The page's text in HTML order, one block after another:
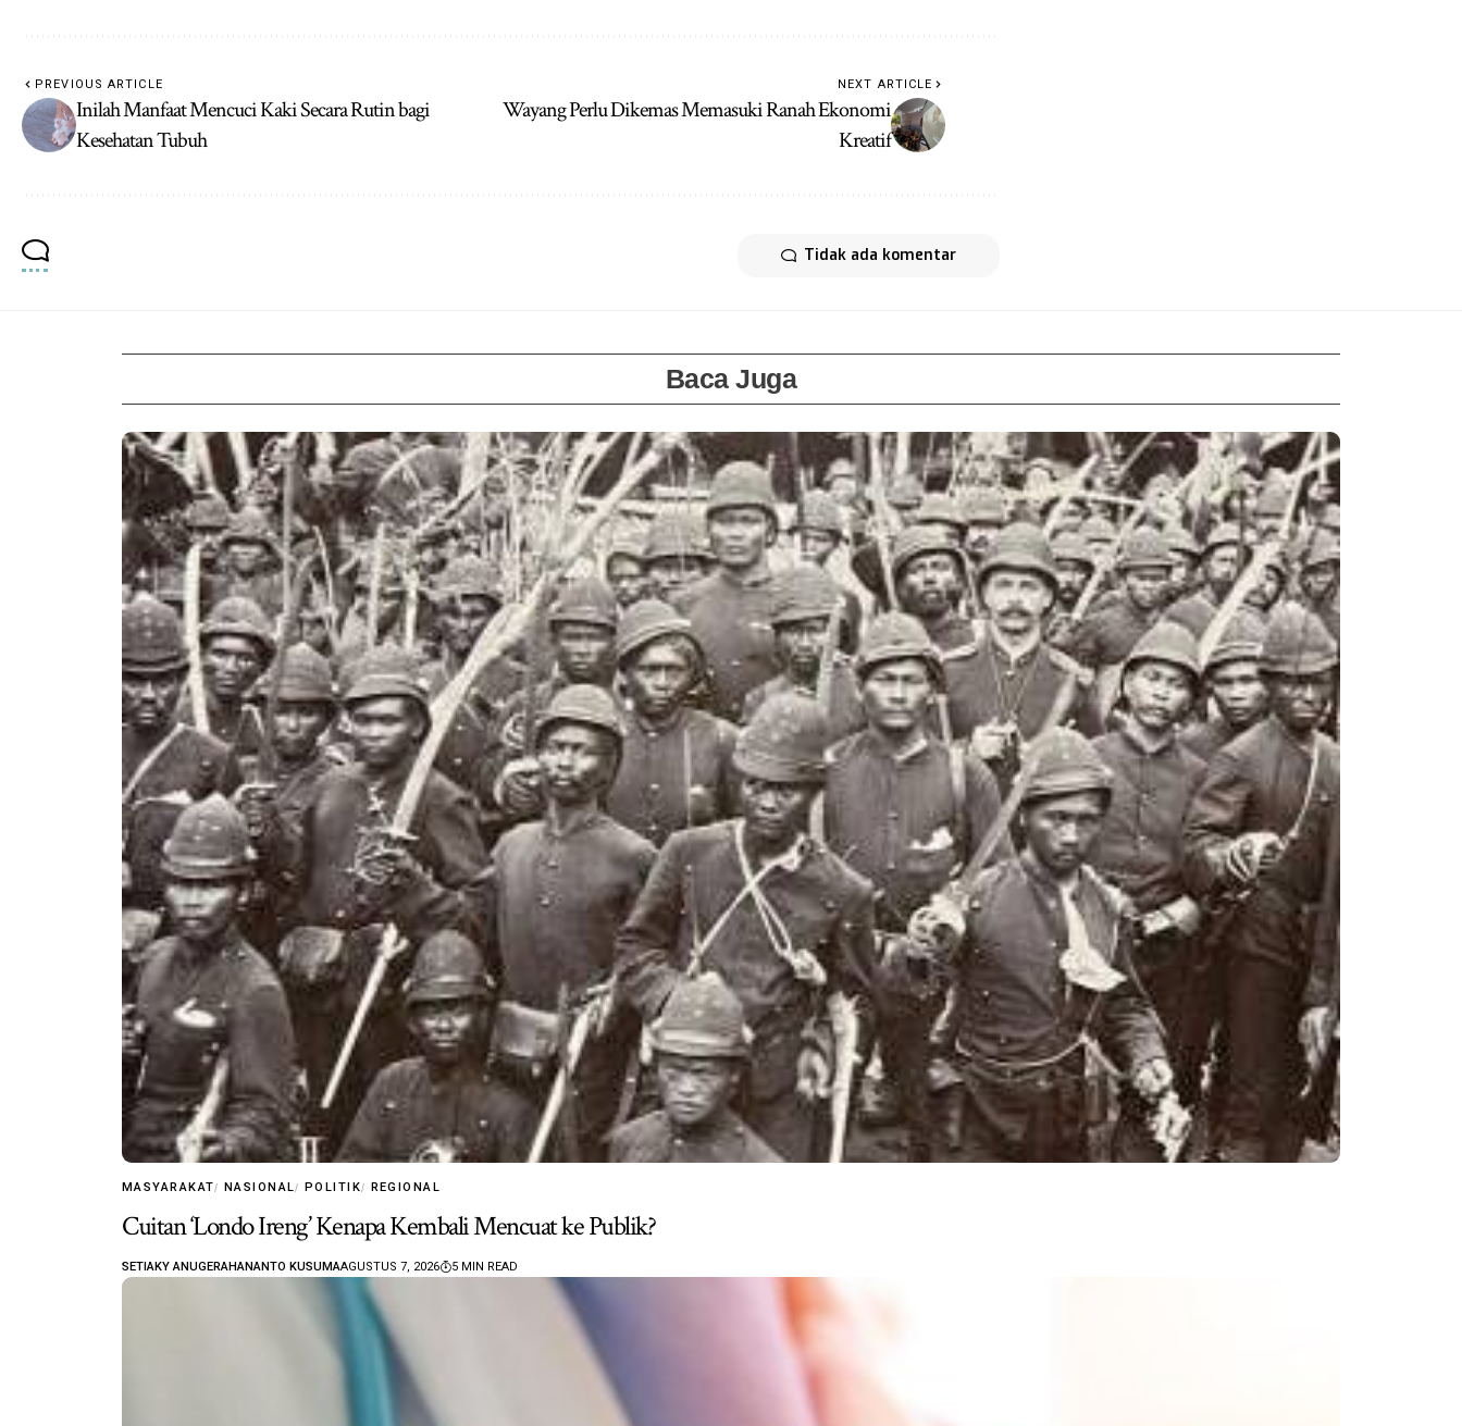
PREVIOUS ARTICLE
Inilah Manfaat Mencuci Kaki Secara Rutin bagi
Kesehatan Tubuh
NEXT ARTICLE
Wayang Perlu Dikemas Memasuki Ranah Ekonomi
Kreatif
Tidak ada komentar
Baca Juga
MASYARAKAT NASIONAL POLITIK REGIONAL
Cuitan ‘Londo Ireng’ Kenapa Kembali Mencuat ke Publik?
SETIAKY ANUGERAHANANTO KUSUMAAGUSTUS 7, 2026 5 MIN READ